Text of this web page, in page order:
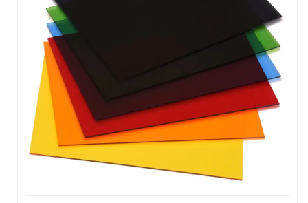
4.8mm Pleksi Levhalar
5.8mm Pleksi Levhalar
7.8mm Pleksi Levhalar
9.8mm Pleksi Levhalar
15mm Pleksi Levhalar
20mm Pleksi Levhalar